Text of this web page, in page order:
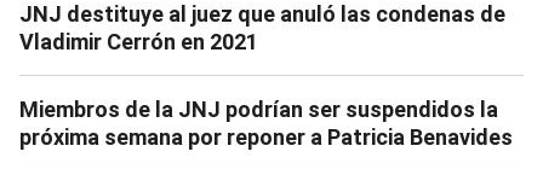
JNJ destituye al juez que anuló las condenas de
Vladimir Cerrón en 2021
Miembros de la JNJ podrían ser suspendidos la
próxima semana por reponer a Patricia Benavides